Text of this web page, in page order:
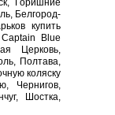
Горишние
Белгород-
купить
Blue
Церковь,
Полтава,
коляску
Чернигов,
Шостка,